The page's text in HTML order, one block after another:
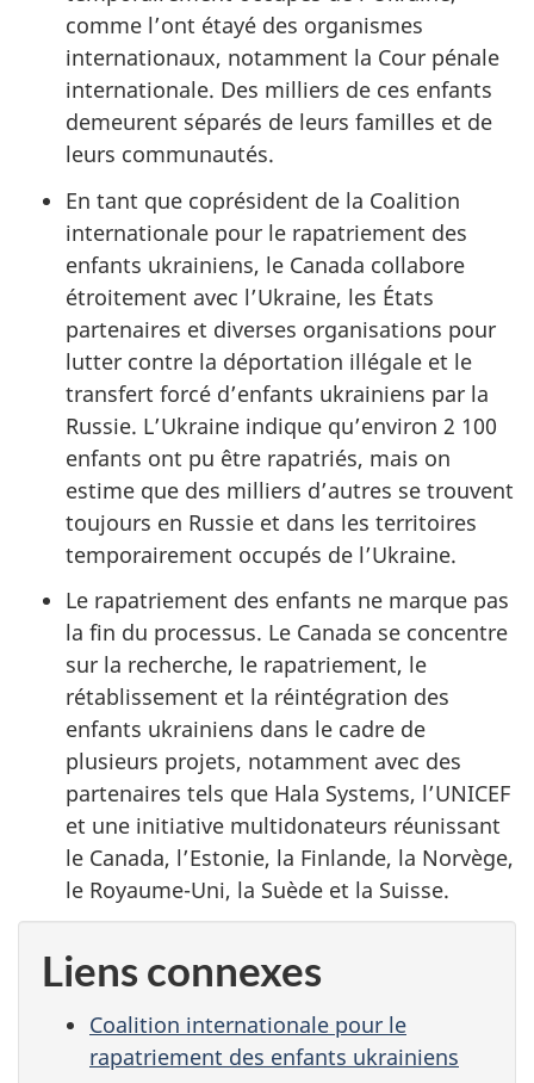
comme l’ont étayé des organismes
internationaux, notamment la Cour pénale
internationale. Des milliers de ces enfants
demeurent séparés de leurs familles et de
leurs communautés.
En tant que coprésident de la Coalition
internationale pour le rapatriement des
enfants ukrainiens, le Canada collabore
étroitement avec l’Ukraine, les États
partenaires et diverses organisations pour
lutter contre la déportation illégale et le
transfert forcé d’enfants ukrainiens par la
Russie. L’Ukraine indique qu’environ 2 100
enfants ont pu être rapatriés, mais on
estime que des milliers d’autres se trouvent
toujours en Russie et dans les territoires
temporairement occupés de l’Ukraine.
Le rapatriement des enfants ne marque pas
la fin du processus. Le Canada se concentre
sur la recherche, le rapatriement, le
rétablissement et la réintégration des
enfants ukrainiens dans le cadre de
plusieurs projets, notamment avec des
partenaires tels que Hala Systems, l’UNICEF
et une initiative multidonateurs réunissant
le Canada, l’Estonie, la Finlande, la Norvège,
le Royaume-Uni, la Suède et la Suisse.
Liens connexes
Coalition internationale pour le
rapatriement des enfants ukrainiens